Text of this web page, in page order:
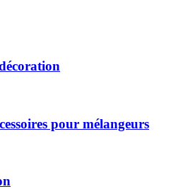
pour mélangeurs